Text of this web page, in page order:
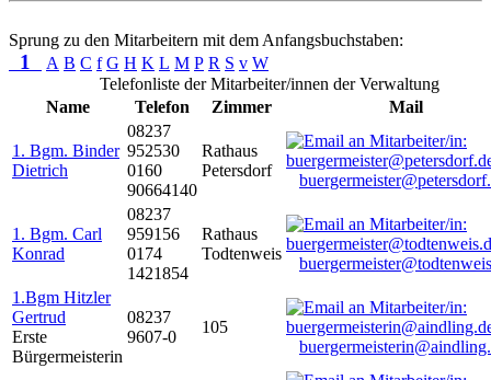
Sprung zu den Mitarbeitern mit dem Anfangsbuchstaben:
1 A B C f G H K L M P R S v W
Telefonliste der Mitarbeiter/innen der Verwaltung
Name
Telefon Zimmer Mail
1. Bgm. Binder
Dietrich
08237
952530
0160
90664140
Rathaus
Petersdorf
1. Bgm. Carl
Konrad
08237
959156
0174
1421854
Rathaus
Todtenweis
1.Bgm Hitzler
Gertrud
Erste
Bürgermeisterin
08237
9607-0
105